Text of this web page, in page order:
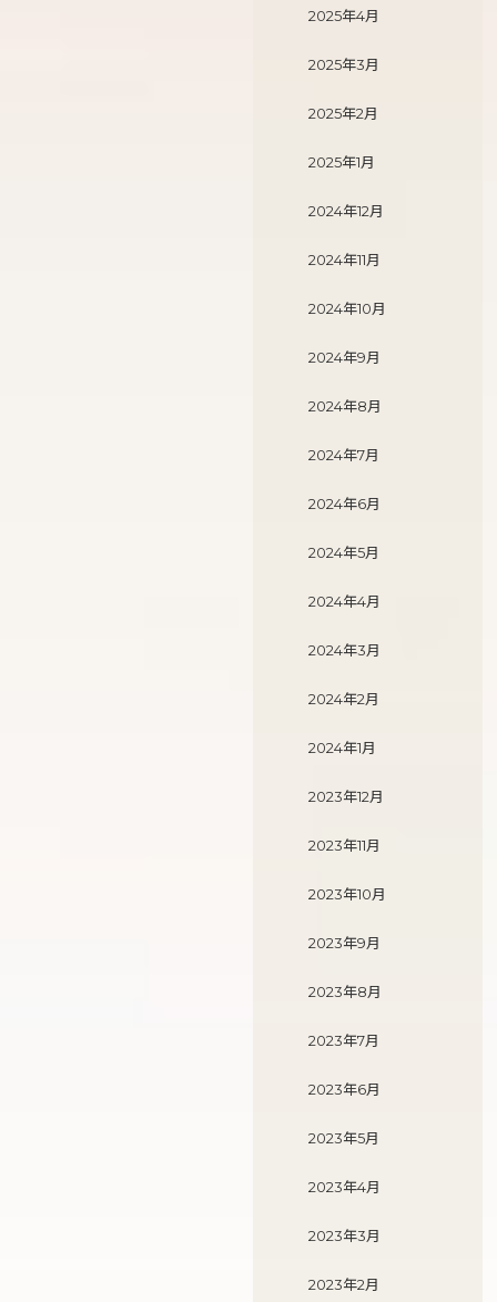
2025年4月
2025年3月
2025年2月
2025年1月
2024年12月
2024年11月
2024年10月
2024年9月
2024年8月
2024年7月
2024年6月
2024年5月
2024年4月
2024年3月
2024年2月
2024年1月
2023年12月
2023年11月
2023年10月
2023年9月
2023年8月
2023年7月
2023年6月
2023年5月
2023年4月
2023年3月
2023年2月